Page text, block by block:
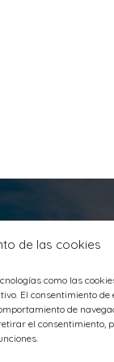
de las cookies
como las
El consentimiento de
de
el consentimiento,
AV